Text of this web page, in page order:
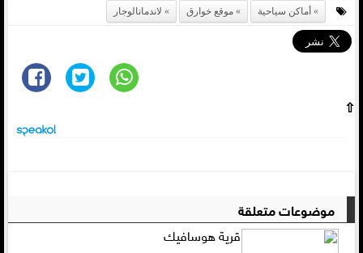
أماكن سياحية موقع خوارق لاندمانالوجار
⇧
موضوعات متعلقة
قرية هوسافيك